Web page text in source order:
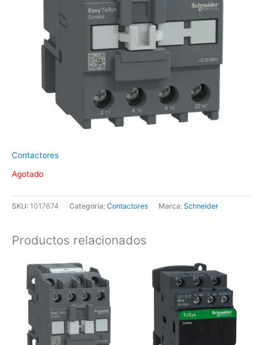
Contactores
Agotado
SKU: 1017674 Categoría: Contactores Marca: Schneider
Productos relacionados